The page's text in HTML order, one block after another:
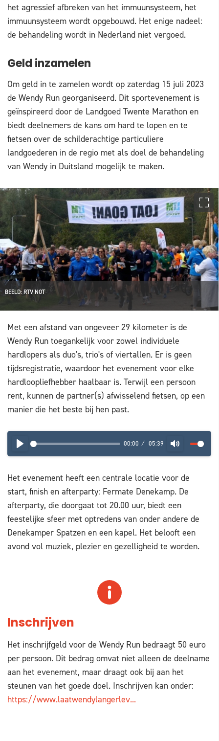
het agressief afbreken van het immuunsysteem, het
immuunsysteem wordt opgebouwd. Het enige nadeel:
de behandeling wordt in Nederland niet vergoed.
Geld inzamelen
Om geld in te zamelen wordt op zaterdag 15 juli 2023
de Wendy Run georganiseerd. Dit sportevenement is
geïnspireerd door de Landgoed Twente Marathon en
biedt deelnemers de kans om hard te lopen en te
fietsen over de schilderachtige particuliere
landgoederen in de regio met als doel de behandeling
van Wendy in Duitsland mogelijk te maken.
BEELD: RTV NOT
Met een afstand van ongeveer 29 kilometer is de
Wendy Run toegankelijk voor zowel individuele
hardlopers als duo's, trio's of viertallen. Er is geen
tijdsregistratie, waardoor het evenement voor elke
hardloopliefhebber haalbaar is. Terwijl een persoon
rent, kunnen de partner(s) afwisselend fietsen, op een
manier die het beste bij hen past.
PLAY 00:00 05:39 MUTE
Het evenement heeft een centrale locatie voor de
start, finish en afterparty: Fermate Denekamp. De
afterparty, die doorgaat tot 20.00 uur, biedt een
feestelijke sfeer met optredens van onder andere de
Denekamper Spatzen en een kapel. Het belooft een
avond vol muziek, plezier en gezelligheid te worden.
Inschrijven
Het inschrijfgeld voor de Wendy Run bedraagt 50 euro
per persoon. Dit bedrag omvat niet alleen de deelname
aan het evenement, maar draagt ook bij aan het
steunen van het goede doel. Inschrijven kan onder:
https://www.laatwendylangerlev...